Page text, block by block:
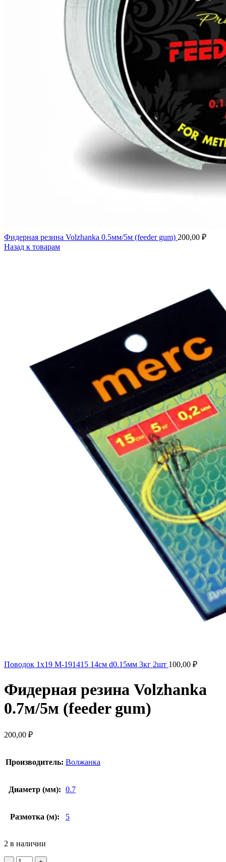
Фидерная резина Volzhanka 0.5мм/5м (feeder gum) 200,00 ₽
Назад к товарам
Поводок 1х19 M-191415 14см d0.15мм 3кг 2шт 100,00 ₽
Фидерная резина Volzhanka
0.7м/5м (feeder gum)
200,00 ₽
Производитель: Волжанка
Диаметр (мм): 0.7
Размотка (м): 5
2 в наличии
Количество